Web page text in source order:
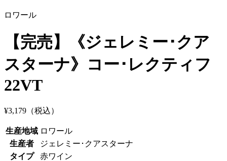
ロワール
【完売】《ジェレミー･クア
スターナ》コー･レクティフ
22VT
¥3,179 （税込）
生産地域 ロワール
生産者
ジェレミー･クアスターナ
タイプ
赤ワイン